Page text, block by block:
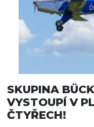
SKUPINA
VYSTOUPÍ V
ČTYŘECH!